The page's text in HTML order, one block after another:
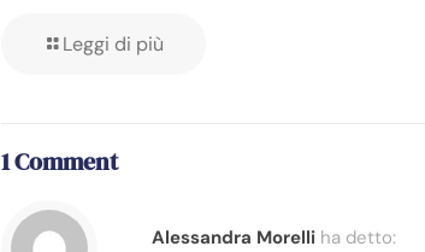
Leggi di più
1 Comment
Alessandra Morelli ha detto: